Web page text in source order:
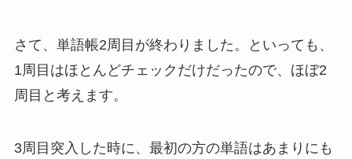
さて、単語帳2周目が終わりました。といっても、
1周目はほとんどチェックだけだったので、ほぼ2
周目と考えます。
3周目突入した時に、最初の方の単語はあまりにも